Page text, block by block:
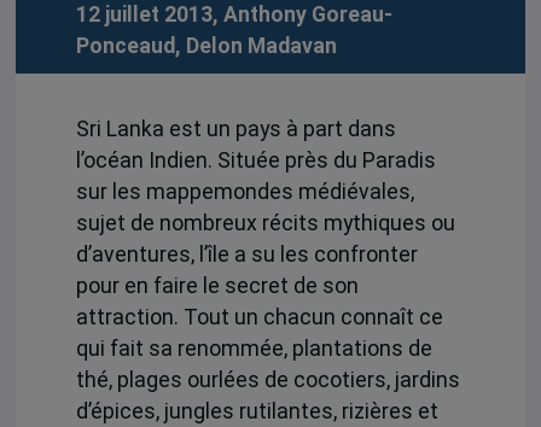
12 juillet 2013, Anthony Goreau-
Ponceaud , Delon Madavan
Sri Lanka est un pays à part dans
l’océan Indien. Située près du Paradis
sur les mappemondes médiévales,
sujet de nombreux récits mythiques ou
d’aventures, l’île a su les confronter
pour en faire le secret de son
attraction. Tout un chacun connaît ce
qui fait sa renommée, plantations de
thé, plages ourlées de cocotiers, jardins
d’épices, jungles rutilantes, rizières et